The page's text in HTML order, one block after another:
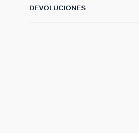
DEVOLUCIONES